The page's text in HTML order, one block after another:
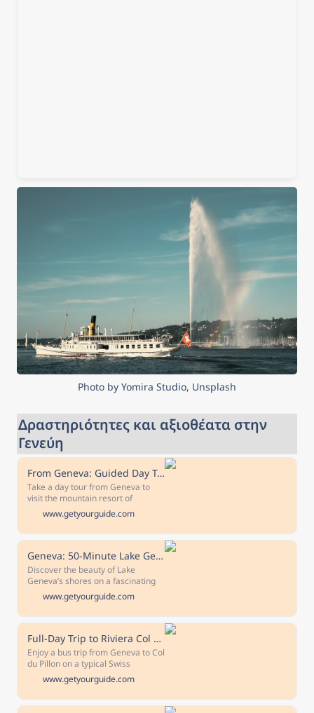
Photo by Yomira Studio, Unsplash
Δραστηριότητες και αξιοθέατα στην
Γενεύη
From Geneva: Guided Day Trip to Chamonix and Mont-Blanc
Take a day tour from Geneva to
visit the mountain resort of
Chamonix, at the foot of Mont
Blanc. See the highest mountain
peak in Europe and ride the cable
car to Aiguille du Midi for
panoramic views.
www.getyourguide.com
Geneva: 50-Minute Lake Geneva Cruise
Discover the beauty of Lake
Geneva’s shores on a fascinating
sightseeing cruise. Take in glorious
views of the Swiss Alps from the
water and learn about local
landmarks with the help of an
audioguide.
www.getyourguide.com
Full-Day Trip to Riviera Col du Pillon & Glacier 3000
Enjoy a bus trip from Geneva to Col
du Pillon on a typical Swiss
countryside road, and experience a
unique day trip to Glacier 3000.
www.getyourguide.com